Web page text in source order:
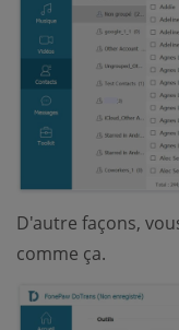
D'autre façons,
comme ça.